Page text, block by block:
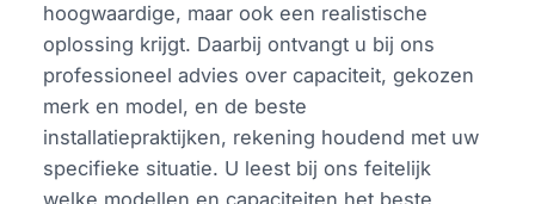
hoogwaardige, maar ook een realistische
oplossing krijgt. Daarbij ontvangt u bij ons
professioneel advies over capaciteit, gekozen
merk en model, en de beste
installatiepraktijken, rekening houdend met uw
specifieke situatie. U leest bij ons feitelijk